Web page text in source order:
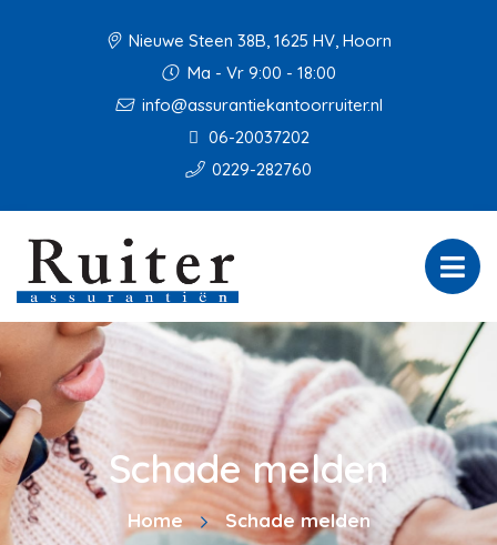
Nieuwe Steen 38B, 1625 HV, Hoorn
Ma - Vr 9:00 - 18:00
info@assurantiekantoorruiter.nl
06-20037202
0229-282760
Schade melden
Home Schade melden